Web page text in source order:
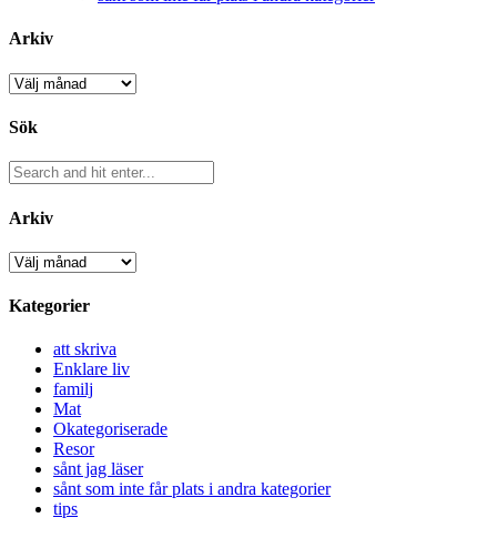
Arkiv
Arkiv
Sök
Arkiv
Arkiv
Kategorier
att skriva
Enklare liv
familj
Mat
Okategoriserade
Resor
sånt jag läser
sånt som inte får plats i andra kategorier
tips